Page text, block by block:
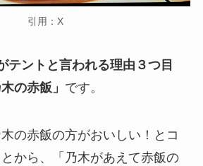
引用：X
テントと言われる理由３つ目
の赤飯」 です。
の赤飯の方がおいしい！とコ
から、「乃木があえて赤飯の